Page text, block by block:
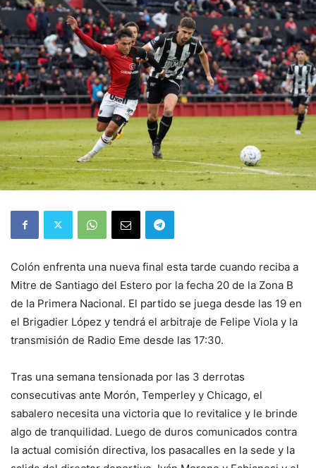
Colón enfrenta una nueva final esta tarde cuando reciba a
Mitre de Santiago del Estero por la fecha 20 de la Zona B
de la Primera Nacional. El partido se juega desde las 19 en
el Brigadier López y tendrá el arbitraje de Felipe Viola y la
transmisión de Radio Eme desde las 17:30.
Tras una semana tensionada por las 3 derrotas
consecutivas ante Morón, Temperley y Chicago, el
sabalero necesita una victoria que lo revitalice y le brinde
algo de tranquilidad. Luego de duros comunicados contra
la actual comisión directiva, los pasacalles en la sede y la